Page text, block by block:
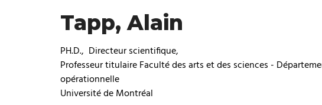
Tapp, Alain
PH.D., Directeur scientifique,
Professeur titulaire Faculté des arts et des sciences -
opérationnelle
Université de Montréal